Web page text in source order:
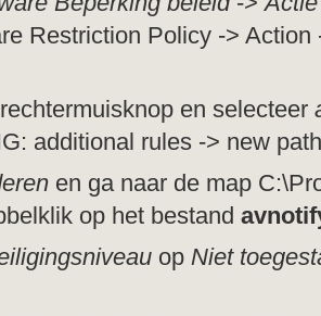
Restriction Policy ->
en selecteer
additional rules -> new
en ga naar de map
op het bestand
op Niet